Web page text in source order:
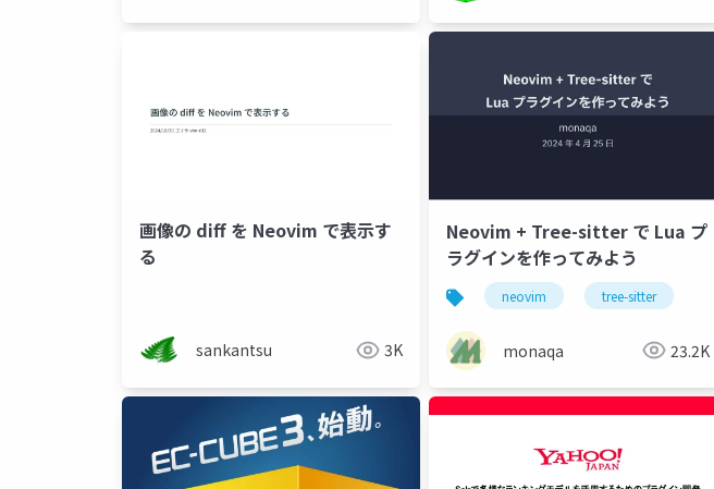
画像の diff を Neovim で表示す
る
sankantsu 3K
Neovim + Tree-sitter で Lua プ
ラグインを作ってみよう
neovim tree-sitter
monaqa 23.2K